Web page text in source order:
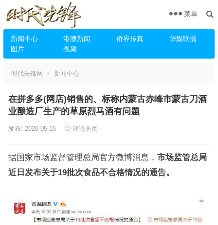
新闻中心 港澳新闻 侨界传真
华媒联播
图片
视频
菜单
时代先锋网 新闻中心
在拼多多(网店)销售的、标称内蒙古赤峰市蒙古刀酒
业酿造厂生产的草原烈马酒有问题
发布: 2020-05-15 评论关闭
据国家市场监督管理总局官方微博消息， 市场监管总局
近日发布关于19批次食品不合格情况的通告。